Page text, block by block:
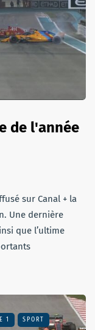
de l'année
sur Canal + la
Une dernière
que l’ultime
1 SPORT